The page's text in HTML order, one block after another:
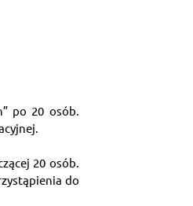
po 20 osób.
20 osób.
do